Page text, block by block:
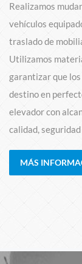
Realizamos
vehículos
traslado de
Utilizamos
garantizar que
destino en
elevador con
calidad,
MÁS